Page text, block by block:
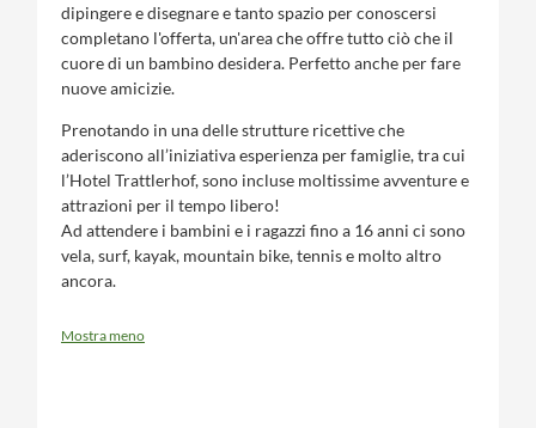
dipingere e disegnare e tanto spazio per conoscersi
completano l'offerta, un'area che offre tutto ciò che il
cuore di un bambino desidera. Perfetto anche per fare
nuove amicizie.
Prenotando in una delle strutture ricettive che
aderiscono all’iniziativa esperienza per famiglie, tra cui
l’Hotel Trattlerhof, sono incluse moltissime avventure e
attrazioni per il tempo libero!
Ad attendere i bambini e i ragazzi fino a 16 anni ci sono
vela, surf, kayak, mountain bike, tennis e molto altro
ancora.
Mostra meno